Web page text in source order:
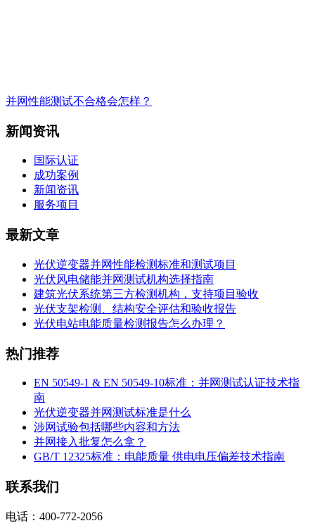
并网性能测试不合格会怎样？
新闻资讯
国际认证
成功案例
新闻资讯
服务项目
最新文章
光伏逆变器并网性能检测标准和测试项目
光伏风电储能并网测试机构选择指南
建筑光伏系统第三方检测机构，支持项目验收
光伏支架检测、结构安全评估和验收报告
光伏电站电能质量检测报告怎么办理？
热门推荐
EN 50549-1 & EN 50549-10标准：并网测试认证技术指
南
光伏逆变器并网测试标准是什么
涉网试验包括哪些内容和方法
并网接入批复怎么拿？
GB/T 12325标准：电能质量 供电电压偏差技术指南
联系我们
电话：400-772-2056